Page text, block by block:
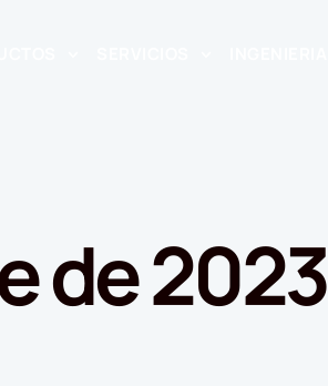
de 2023